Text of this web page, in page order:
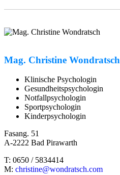
Mag. Christine Wondratsch
Klinische Psychologin
Gesundheitspsychologin
Notfallpsychologin
Sportpsychologin
Kinderpsychologin
Fasang. 51
A-2222 Bad Pirawarth
T: 0650 / 5834414
M: christine@wondratsch.com